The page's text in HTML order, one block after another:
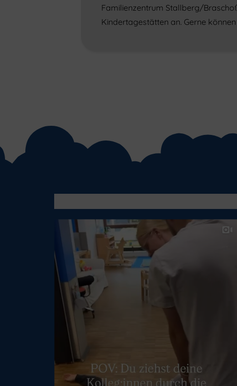
Familienzentrum Stallberg/
Kindertagestätten an. Gerne